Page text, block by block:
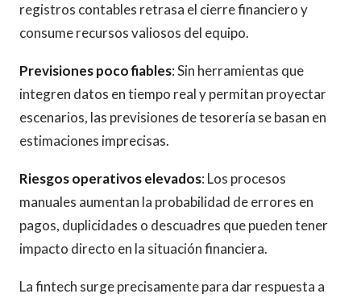
registros contables retrasa el cierre financiero y
consume recursos valiosos del equipo.
Previsiones poco fiables: Sin herramientas que
integren datos en tiempo real y permitan proyectar
escenarios, las previsiones de tesorería se basan en
estimaciones imprecisas.
Riesgos operativos elevados: Los procesos
manuales aumentan la probabilidad de errores en
pagos, duplicidades o descuadres que pueden tener
impacto directo en la situación financiera.
La fintech surge precisamente para dar respuesta a